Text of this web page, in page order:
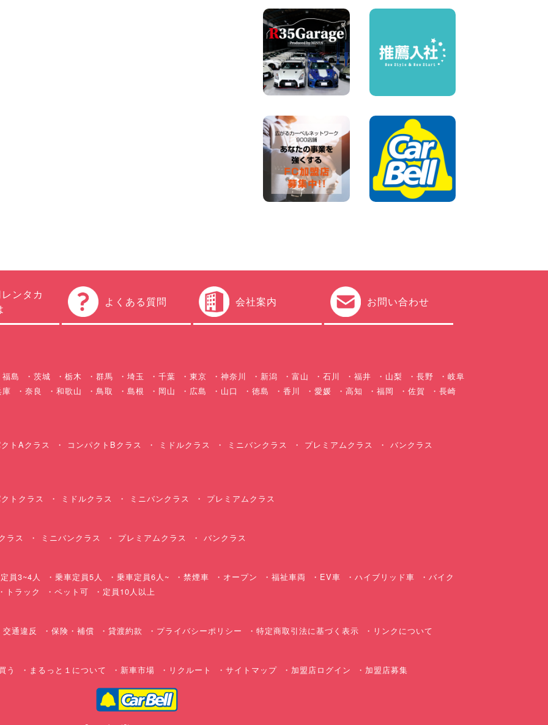
お引越しに便利で最適!(禁煙
車両) 香川県 坂出川津店
100円レンタカー 坂出川津
2026年08月04日
8月 お盆休みのお知らせ 広島
県 ベイシティ宇品店
100円レンタカー ベイシティ宇品
2026年08月03日
ちょっとそこまで。もっと気
軽に 埼玉県 西武秩父駅前店
100円レンタカー 西武秩父駅前
2026年08月03日
圧倒的な存在感!【トヨタ・メ
ガクルーザー】を体感できる
チャンスです! 千葉県 千葉北
店
100円レンタカー 千葉北
2026年08月01日
新車レンタカー導入決定!ハイ
ゼットカーゴ4WDが仲間入り
します! 広島県 広島北店
2026年08月01日
ンタカ
よくある質問 会社案内 お問い合わせ
福島 茨城 栃木 群馬 埼玉 千葉 東京 神奈川 新潟 富山 石川 福井 山梨 長野
岐阜
庫 奈良 和歌山 鳥取 島根 岡山 広島 山口 徳島 香川 愛媛 高知 福岡 佐賀
長崎
トAクラス コンパクトBクラス ミドルクラス ミニバンクラス プレミアムクラス
バンクラス
トクラス ミドルクラス ミニバンクラス プレミアムクラス
ラス ミニバンクラス プレミアムクラス バンクラス
員3~4人 乗車定員5人 乗車定員6人~ 禁煙車 オープン 福祉車両 EV車 ハイブリッド車
バイク
トラック ペット可 定員10人以上
交通違反 保険・補償 貸渡約款 プライバシーポリシー 特定商取引法に基づく表示 リンクについて
う まるっと１について 新車市場 リクルート サイトマップ 加盟店ログイン 加盟店募集